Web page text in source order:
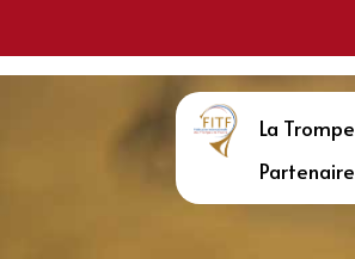
La Trompe